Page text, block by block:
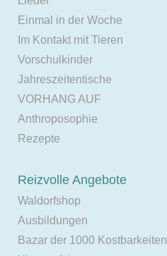
Einmal in der Woche
Im Kontakt mit Tieren
Vorschulkinder
Jahreszeitentische
VORHANG AUF
Anthroposophie
Rezepte
Reizvolle Angebote
Waldorfshop
Ausbildungen
Bazar der 1000 Kostbarkeiten